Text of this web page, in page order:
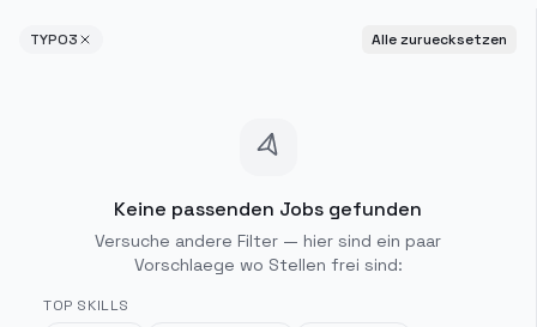
TYPO3 Alle zuruecksetzen
Keine passenden Jobs gefunden
Versuche andere Filter — hier sind ein paar
Vorschlaege wo Stellen frei sind:
TOP SKILLS